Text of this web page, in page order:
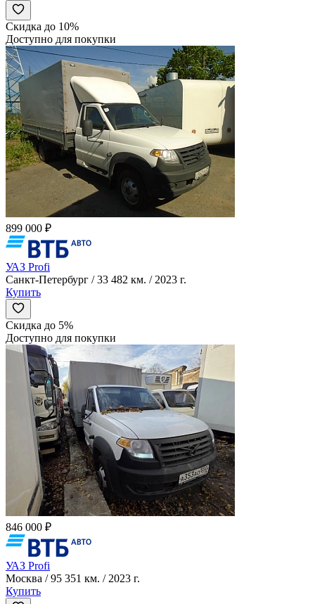
Скидка до 10%
Доступно для покупки
899 000 ₽
УАЗ Profi
Санкт-Петербург / 33 482 км. / 2023 г.
Купить
Скидка до 5%
Доступно для покупки
846 000 ₽
УАЗ Profi
Москва / 95 351 км. / 2023 г.
Купить